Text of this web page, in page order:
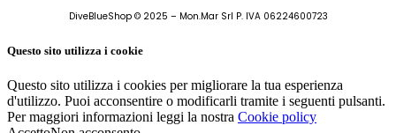
DiveBlueShop © 2025 – Mon.Mar Srl P. IVA 06224600723
Questo sito utilizza i cookie
Questo sito utilizza i cookies per migliorare la tua esperienza
d'utilizzo. Puoi acconsentire o modificarli tramite i seguenti pulsanti.
Per maggiori informazioni leggi la nostra Cookie policy